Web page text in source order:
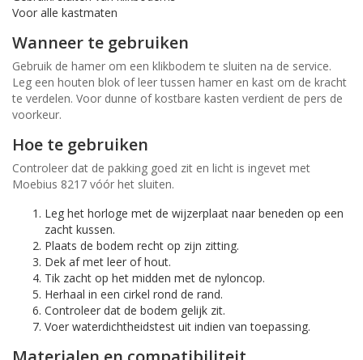
Voor alle kastmaten
Wanneer te gebruiken
Gebruik de hamer om een klikbodem te sluiten na de service.
Leg een houten blok of leer tussen hamer en kast om de kracht
te verdelen. Voor dunne of kostbare kasten verdient de pers de
voorkeur.
Hoe te gebruiken
Controleer dat de pakking goed zit en licht is ingevet met
Moebius 8217 vóór het sluiten.
Leg het horloge met de wijzerplaat naar beneden op een
zacht kussen.
Plaats de bodem recht op zijn zitting.
Dek af met leer of hout.
Tik zacht op het midden met de nyloncop.
Herhaal in een cirkel rond de rand.
Controleer dat de bodem gelijk zit.
Voer waterdichtheidstest uit indien van toepassing.